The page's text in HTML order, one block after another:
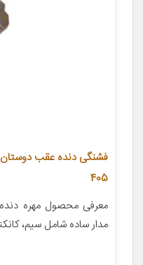
405
معرفی محصول مهره
مدار ساده شامل سیم،